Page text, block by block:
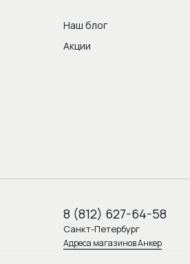
Наш блог
Акции
8 (812) 627-64-58
Санкт-Петербург
Адреса магазинов Анкер